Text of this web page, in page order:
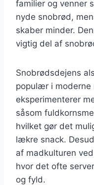
familier og venner
nyde snobrød,
skaber minder.
vigtig del af
Snobrødsdejens
populær i moderne
eksperimenterer
såsom
hvilket gør det
lækre snack.
af madkulturen
hvor det ofte
og fyld.